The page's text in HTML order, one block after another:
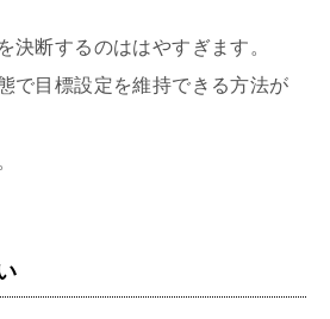
決断するのははやすぎます。
で目標設定を維持できる方法が